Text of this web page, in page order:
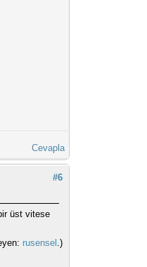
Cevapla
#6
üst vitese
rusensel .)